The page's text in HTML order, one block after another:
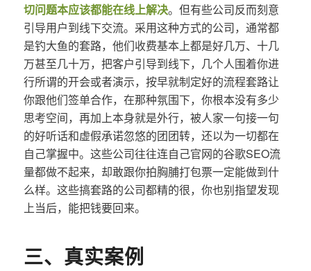
切问题本应该都能在线上解决。但有些公司反而刻意
引导用户到线下交流。采用这种方式的公司，通常都
是钓大鱼的套路，他们收费基本上都是好几万、十几
万甚至几十万，把客户引导到线下，几个人围着你进
行所谓的开会或者演示，按早就制定好的流程套路让
你跟他们签单合作，在那种氛围下，你根本没有多少
思考空间，再加上本身就是外行，被人家一句接一句
的好听话和虚假承诺忽悠的团团转，还以为一切都在
自己掌握中。这些公司往往连自己官网的谷歌SEO流
量都做不起来，却敢跟你拍胸脯打包票一定能做到什
么样。这些搞套路的公司都精的很，你也别指望发现
上当后，能把钱要回来。
三、真实案例